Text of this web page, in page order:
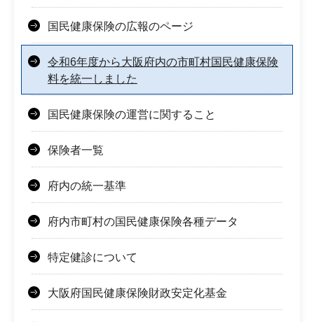
国民健康保険の広報のページ
令和6年度から大阪府内の市町村国民健康保険
料を統一しました
国民健康保険の運営に関すること
保険者一覧
府内の統一基準
府内市町村の国民健康保険各種データ
特定健診について
大阪府国民健康保険財政安定化基金